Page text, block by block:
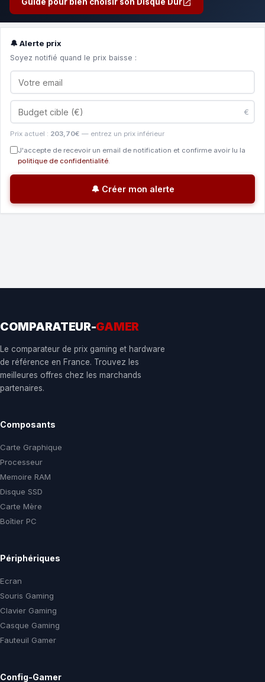
🔔 Alerte prix
Soyez notifié quand le prix baisse :
€
Prix actuel : 203,70€ — entrez un prix inférieur
J'accepte de recevoir un email de notification et confirme avoir lu la
politique de confidentialité.
🔔 Créer mon alerte
COMPARATEUR-GAMER
Le comparateur de prix gaming et hardware
de référence en France. Trouvez les
meilleures offres chez les marchands
partenaires.
Composants
Carte Graphique
Processeur
Memoire RAM
Disque SSD
Carte Mère
Boîtier PC
Périphériques
Ecran
Souris Gaming
Clavier Gaming
Casque Gaming
Fauteuil Gamer
Config-Gamer